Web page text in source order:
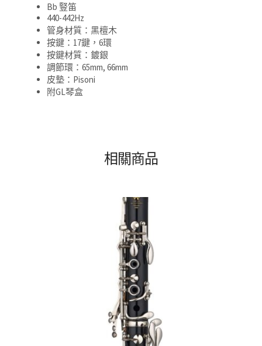
Bb 豎笛
440-442Hz
管身材質：黑檀木
按鍵：17鍵，6環
按鍵材質：鍍銀
調節環：65mm, 66mm
皮墊：Pisoni
附GL琴盒
相關商品